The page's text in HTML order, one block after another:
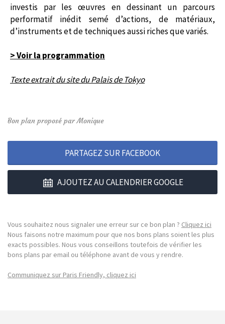
investis par les œuvres en dessinant un parcours
performatif inédit semé d’actions, de matériaux,
d’instruments et de techniques aussi riches que variés.
> Voir la programmation
Texte extrait du site du Palais de Tokyo
Bon plan proposé par Monique
PARTAGEZ SUR FACEBOOK
AJOUTEZ AU CALENDRIER GOOGLE
Vous souhaitez nous signaler une erreur sur ce bon plan ? Cliquez ici
Nous faisons notre maximum pour que nos bons plans soient les plus
exacts possibles. Nous vous conseillons toutefois de vérifier les
bons plans par email ou téléphone avant de vous y rendre.
Communiquez sur Paris Friendly, cliquez ici